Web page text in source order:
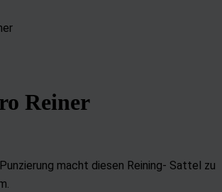
Reiner
macht diesen Reining- Sattel zu